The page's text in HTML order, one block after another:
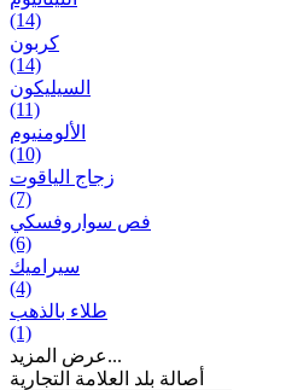
(14)
كربون
(14)
السيليكون
(11)
الألومنيوم
(10)
زجاج الياقوت
(7)
فص سواروفسكي
(6)
سيراميك
(4)
طلاء بالذهب
(1)
عرض المزيد...
أصالة بلد العلامة التجارية